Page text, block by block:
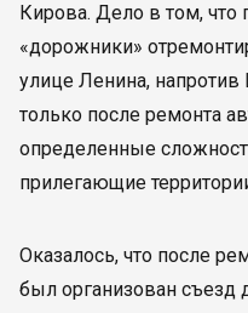
Кирова. Дело в том, что
«дорожники»
улице Ленина, напротив
только после ремонта
определенные
прилегающие
Оказалось, что после
был организован съезд